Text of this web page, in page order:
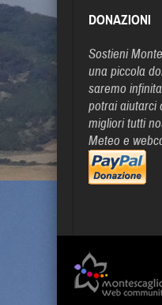
DONAZIONI
Sostieni
una piccola
saremo
potrai aiutarci
migliori tutti
Meteo e